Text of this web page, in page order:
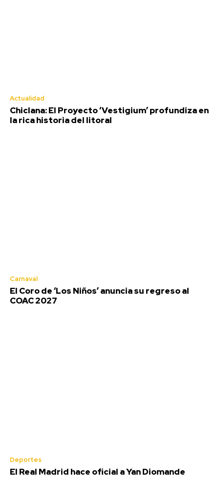
Actualidad
Chiclana: El Proyecto ‘Vestigium’ profundiza en
la rica historia del litoral
Carnaval
El Coro de ‘Los Niños’ anuncia su regreso al
COAC 2027
Deportes
El Real Madrid hace oficial a Yan Diomande